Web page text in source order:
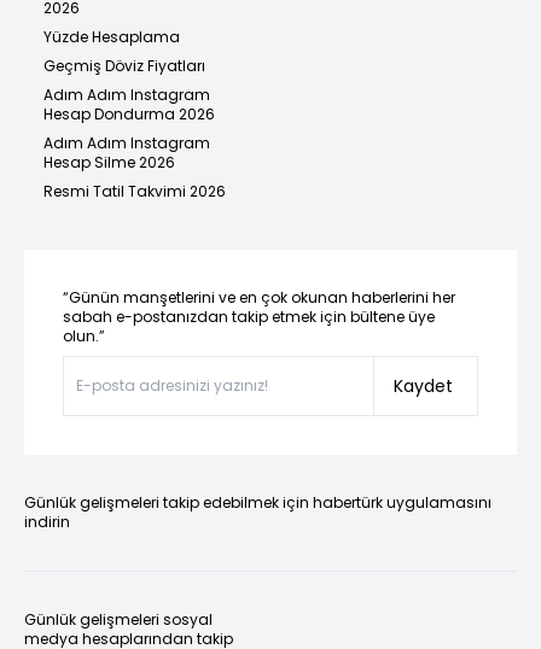
2026
Yüzde Hesaplama
Geçmiş Döviz Fiyatları
Adım Adım Instagram
Hesap Dondurma 2026
Adım Adım Instagram
Hesap Silme 2026
Resmi Tatil Takvimi 2026
“Günün manşetlerini ve en çok okunan haberlerini her
sabah e-postanızdan takip etmek için bültene üye
olun.”
Kaydet
Günlük gelişmeleri takip edebilmek için habertürk uygulamasını
indirin
Günlük gelişmeleri sosyal
medya hesaplarından takip